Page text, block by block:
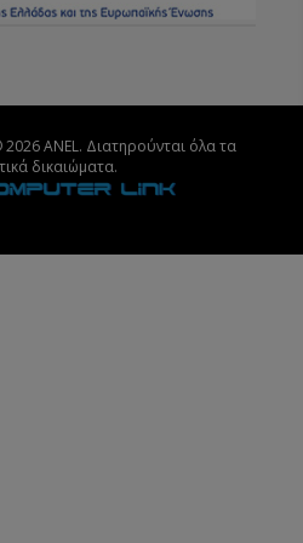
2026 ANEL. Διατηρούνται όλα τα
δικαιώματα.